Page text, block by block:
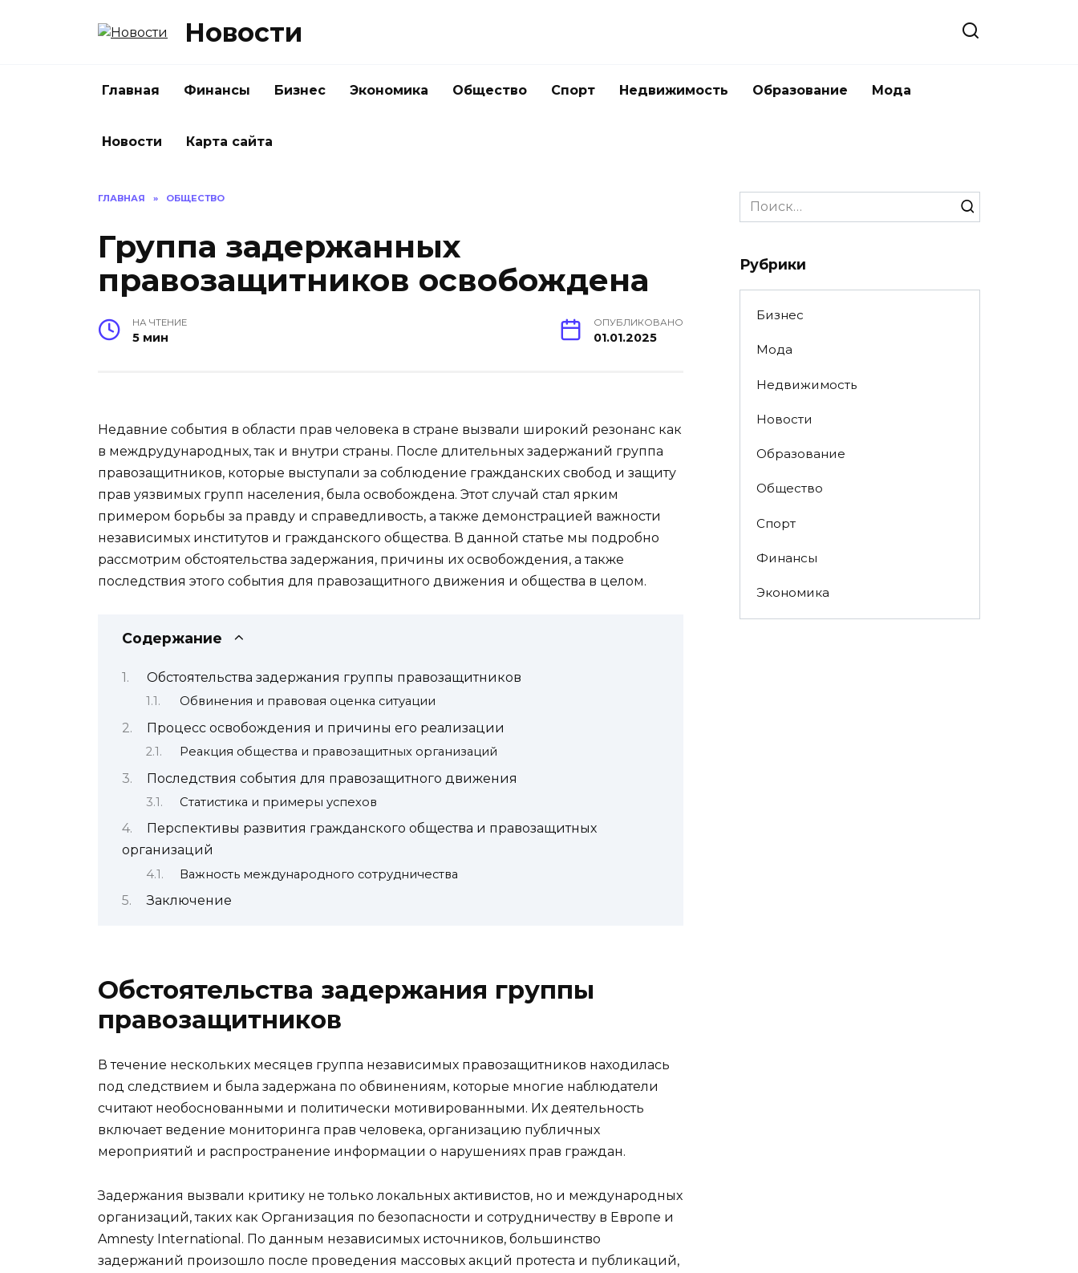
Новости
Главная Финансы Бизнес Экономика Общество Спорт Недвижимость Образование Мода
Новости Карта сайта
ГЛАВНАЯ » ОБЩЕСТВО
Группа задержанных
правозащитников освобождена
НА ЧТЕНИЕ
5 мин
ОПУБЛИКОВАНО
01.01.2025
Недавние события в области прав человека в стране вызвали широкий резонанс как
в междрудународных, так и внутри страны. После длительных задержаний группа
правозащитников, которые выступали за соблюдение гражданских свобод и защиту
прав уязвимых групп населения, была освобождена. Этот случай стал ярким
примером борьбы за правду и справедливость, а также демонстрацией важности
независимых институтов и гражданского общества. В данной статье мы подробно
рассмотрим обстоятельства задержания, причины их освобождения, а также
последствия этого события для правозащитного движения и общества в целом.
Содержание
Обстоятельства задержания группы правозащитников
Обвинения и правовая оценка ситуации
Процесс освобождения и причины его реализации
Реакция общества и правозащитных организаций
Последствия события для правозащитного движения
Статистика и примеры успехов
Перспективы развития гражданского общества и правозащитных
организаций
Важность международного сотрудничества
Заключение
Обстоятельства задержания группы
правозащитников
В течение нескольких месяцев группа независимых правозащитников находилась
под следствием и была задержана по обвинениям, которые многие наблюдатели
считают необоснованными и политически мотивированными. Их деятельность
включает ведение мониторинга прав человека, организацию публичных
мероприятий и распространение информации о нарушениях прав граждан.
Задержания вызвали критику не только локальных активистов, но и международных
организаций, таких как Организация по безопасности и сотрудничеству в Европе и
Amnesty International. По данным независимых источников, большинство
задержаний произошло после проведения массовых акций протеста и публикаций,
Search
for:
Рубрики
Бизнес
Мода
Недвижимость
Новости
Образование
Общество
Спорт
Финансы
Экономика